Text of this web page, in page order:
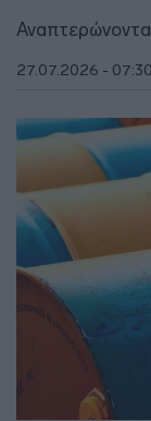
27.07.2026 - 07:30